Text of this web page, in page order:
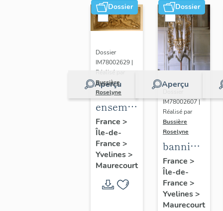
Dossier
Aperçu
Dossier
IM78002629 |
Réalisé par
Bussière
Roselyne
ensemble
de 2
reliefs
France >
Île-de-
France >
Yvelines>
Maurecourt
Dossier
Aperçu
IM78002607 |
Réalisé par
Bussière
Roselyne
bannière
de
procession
: Jeanne
d'Arc
France >
Île-de-
France >
Yvelines>
Maurecourt